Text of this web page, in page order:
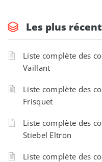
Les plus
Liste complète des
Vaillant
Liste complète des
Frisquet
Liste complète des
Stiebel Eltron
Liste complète des